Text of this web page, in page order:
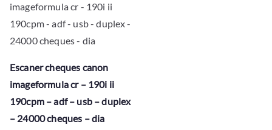
Escaner cheques canon
imageformula cr – 190i ii
190cpm – adf – usb – duplex
– 24000 cheques – dia